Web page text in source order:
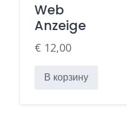
Web
Anzeige
€ 12,00
В корзину